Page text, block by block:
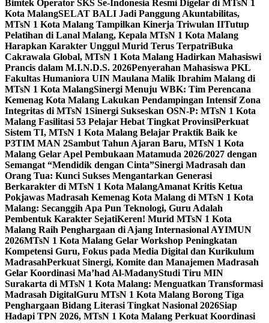
Bimtek Operator SKS Se-Indonesia Resmi Digelar di MTsN 1
Kota MalangSELAT BALI Jadi Panggung Akuntabilitas,
MTsN 1 Kota Malang Tampilkan Kinerja Triwulan IITutup
Pelatihan di Lanal Malang, Kepala MTsN 1 Kota Malang
Harapkan Karakter Unggul Murid Terus TerpatriBuka
Cakrawala Global, MTsN 1 Kota Malang Hadirkan Mahasiswi
Prancis dalam M.I.N.D.S. 2026Penyerahan Mahasiswa PKL
Fakultas Humaniora UIN Maulana Malik Ibrahim Malang di
MTsN 1 Kota MalangSinergi Menuju WBK: Tim Perencana
Kemenag Kota Malang Lakukan Pendampingan Intensif Zona
Integritas di MTsN 1Sinergi Sukseskan OSN-P: MTsN 1 Kota
Malang Fasilitasi 53 Pelajar Hebat Tingkat ProvinsiPerkuat
Sistem TI, MTsN 1 Kota Malang Belajar Praktik Baik ke
P3TIM MAN 2Sambut Tahun Ajaran Baru, MTsN 1 Kota
Malang Gelar Apel Pembukaan Matamuda 2026/2027 dengan
Semangat “Mendidik dengan Cinta”Sinergi Madrasah dan
Orang Tua: Kunci Sukses Mengantarkan Generasi
Berkarakter di MTsN 1 Kota MalangAmanat Kritis Ketua
Pokjawas Madrasah Kemenag Kota Malang di MTsN 1 Kota
Malang: Secanggih Apa Pun Teknologi, Guru Adalah
Pembentuk Karakter SejatiKeren! Murid MTsN 1 Kota
Malang Raih Penghargaan di Ajang Internasional AYIMUN
2026MTsN 1 Kota Malang Gelar Workshop Peningkatan
Kompetensi Guru, Fokus pada Media Digital dan Kurikulum
MadrasahPerkuat Sinergi, Komite dan Manajemen Madrasah
Gelar Koordinasi Ma’had Al-MadanyStudi Tiru MIN
Surakarta di MTsN 1 Kota Malang: Menguatkan Transformasi
Madrasah DigitalGuru MTsN 1 Kota Malang Borong Tiga
Penghargaan Bidang Literasi Tingkat Nasional 2026Siap
Hadapi TPN 2026, MTsN 1 Kota Malang Perkuat Koordinasi